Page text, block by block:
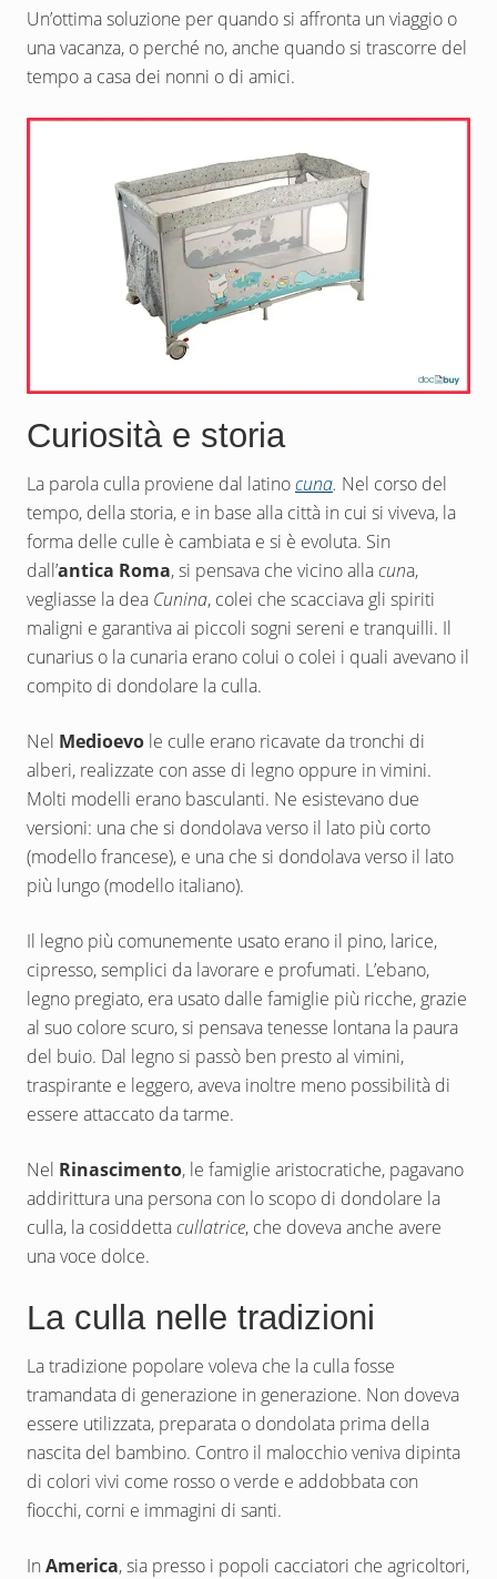
Un’ottima soluzione per quando si affronta un viaggio o
una vacanza, o perché no, anche quando si trascorre del
tempo a casa dei nonni o di amici.
Curiosità e storia
La parola culla proviene dal latinocuna. Nel corso del
tempo, della storia, e in base alla città in cui si viveva, la
forma delle culle è cambiata e si è evoluta. Sin
dall’antica Roma, si pensava che vicino allacuna,
vegliasse la dea Cunina, colei che scacciava gli spiriti
maligni e garantiva ai piccoli sogni sereni e tranquilli. Il
cunarius o la cunaria erano colui o colei i quali avevano il
compito di dondolare la culla.
Nel Medioevo le culle erano ricavate da tronchi di
alberi, realizzate con asse di legno oppure in vimini.
Molti modelli erano basculanti. Ne esistevano due
versioni: una che si dondolava verso il lato più corto
(modello francese), e una che si dondolava verso il lato
più lungo (modello italiano).
Il legno più comunemente usato erano il pino, larice,
cipresso, semplici da lavorare e profumati. L’ebano,
legno pregiato, era usato dalle famiglie più ricche, grazie
al suo colore scuro, si pensava tenesse lontana la paura
del buio. Dal legno si passò ben presto al vimini,
traspirante e leggero, aveva inoltre meno possibilità di
essere attaccato da tarme.
Nel Rinascimento, le famiglie aristocratiche, pagavano
addirittura una persona con lo scopo di dondolare la
culla, la cosiddettacullatrice, che doveva anche avere
una voce dolce.
La culla nelle tradizioni
La tradizione popolare voleva che la culla fosse
tramandata di generazione in generazione. Non doveva
essere utilizzata, preparata o dondolata prima della
nascita del bambino. Contro il malocchio veniva dipinta
di colori vivi come rosso o verde e addobbata con
fiocchi, corni e immagini di santi.
In America, sia presso i popoli cacciatori che agricoltori,